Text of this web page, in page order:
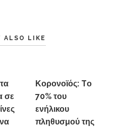
ALSO LIKE
σε
Κορονοϊός: Tο
70% του
ενήλικου
πληθυσμού της